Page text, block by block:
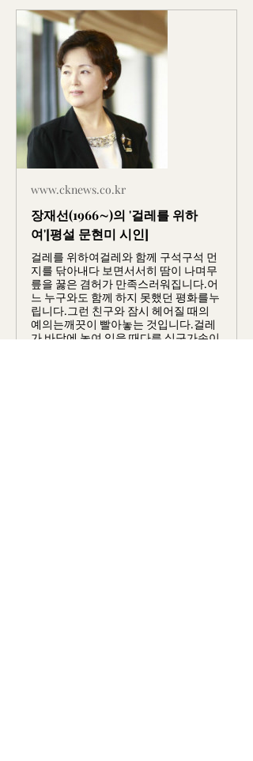
www.cknews.co.kr
장재선(1966∼)의 '걸레를 위하
여'[평설 문현미 시인]
걸레를 위하여걸레와 함께 구석구석 먼
지를 닦아내다 보면서서히 땀이 나며무
릎을 꿇은 겸허가 만족스러워집니다.어
느 누구와도 함께 하지 못했던 평화를누
립니다.그런 친구와 잠시 헤어질 때의
예의는깨끗이 빨아놓는 것입니다.걸레
가 바닥에 놓여 있을 때다른 식구가손이